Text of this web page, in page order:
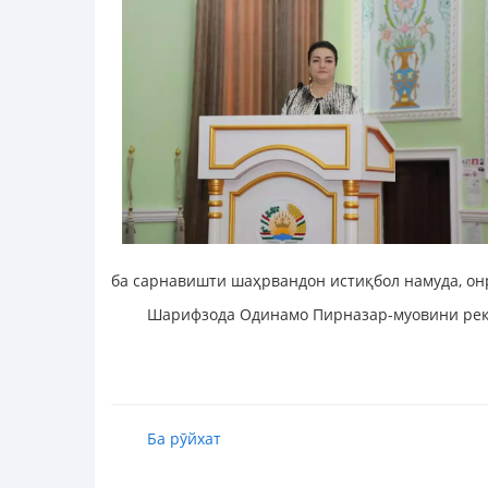
ба сарнавишти шаҳрвандон истиқбол намуда,
Шарифзода Одинамо Пирназар-муовини
Ба рӯйхат